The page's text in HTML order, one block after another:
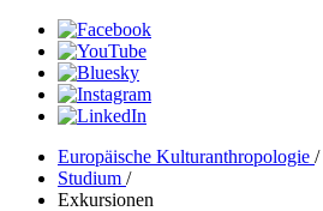
Europäische Kulturanthropologie /
Studium /
Exkursionen